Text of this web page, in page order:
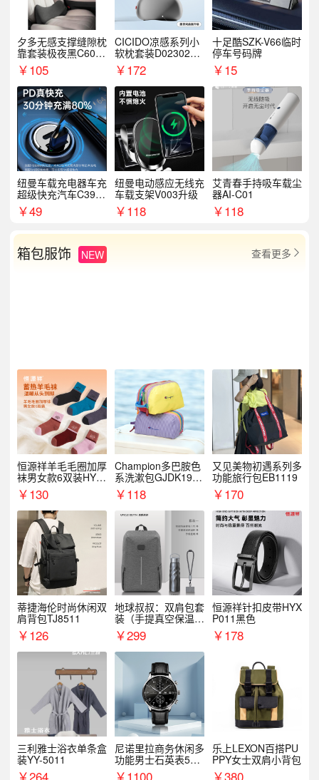
夕多无感支撑缝隙枕
靠套装极夜黑C6003
+C6004
￥105
CICIDO凉感系列小
软枕套装D023021+
D033031
￥172
十足酷SZK-V66临时
停车号码牌
￥15
纽曼车载充电器车充
超级快充汽车C39提
手拉环
￥49
纽曼电动感应无线充
车载支架V003升级
￥118
艾青春手持吸车载尘
器AI-C01
￥118
箱包服饰 NEW 查看更多 
恒源祥羊毛毛圈加厚
袜男女款6双装HYX
068WZ
￥130
Champion多巴胺色
系洗漱包GJDK19R
1￥118
又见美物初遇系列多
功能旅行包EB1119
￥170
蒂捷海伦时尚休闲双
肩背包TJ8511
￥126
地球叔叔：双肩包套
装（手提真空保温杯
+手机挂绳）
￥299
恒源祥针扣皮带HYX
P011黑色
￥178
三利雅士浴衣单条盒
装YY-5011
￥264
尼诺里拉商务休闲多
功能男士石英表510
05
￥1100
乐上LEXON百搭PU
PPY女士双肩小背包
￥380